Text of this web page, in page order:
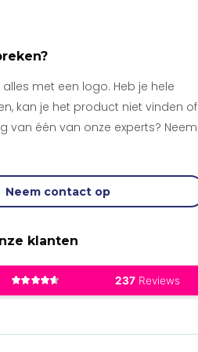
met een logo. Heb je hele
kan je het product niet vinden of
van één van onze experts? Neem
Neem contact op
klanten